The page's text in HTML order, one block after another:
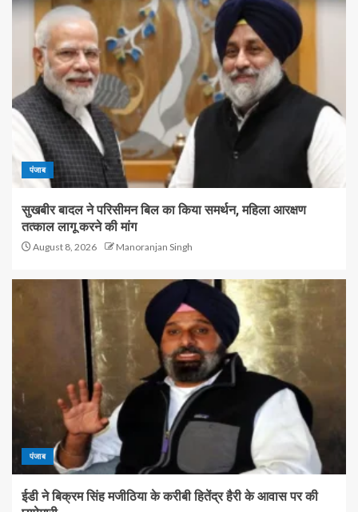
पंजाब
सुखबीर बादल ने परिसीमन बिल का किया समर्थन, महिला आरक्षण
तत्काल लागू करने की मांग
August 8, 2026 Manoranjan Singh
पंजाब
ईडी ने बिक्रम सिंह मजीठिया के करीबी हितेंद्र हैरी के आवास पर की